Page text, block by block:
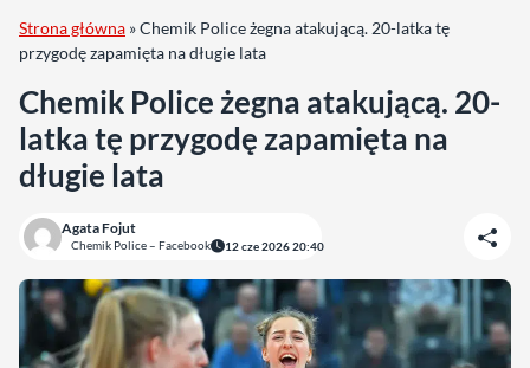
Strona główna »Chemik Police żegna atakującą. 20-latka tę
przygodę zapamięta na długie lata
Chemik Police żegna atakującą. 20-
latka tę przygodę zapamięta na
długie lata
Agata Fojut
Chemik Police – Facebook 12 cze 2026 20:40